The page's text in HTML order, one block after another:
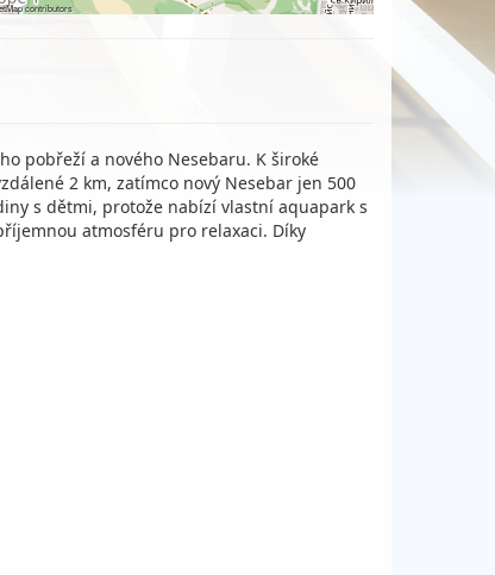
contributors
pobřeží a nového Nesebaru. K široké
2 km, zatímco nový Nesebar jen 500
s dětmi, protože nabízí vlastní aquapark s
atmosféru pro relaxaci. Díky